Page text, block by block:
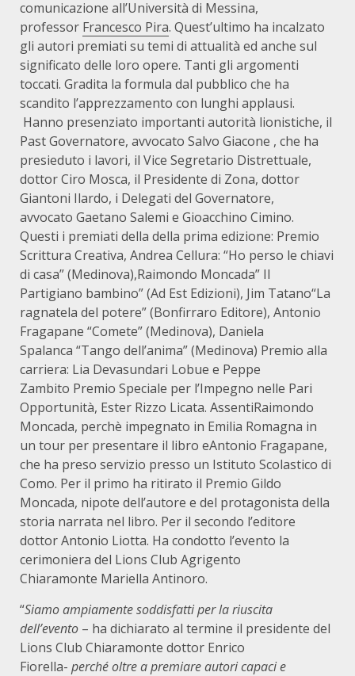
comunicazione all’Università di Messina,
professor Francesco Pira. Quest’ultimo ha incalzato
gli autori premiati su temi di attualità ed anche sul
significato delle loro opere. Tanti gli argomenti
toccati. Gradita la formula dal pubblico che ha
scandito l’apprezzamento con lunghi applausi.
Hanno presenziato importanti autorità lionistiche, il
Past Governatore, avvocato Salvo Giacone , che ha
presieduto i lavori, il Vice Segretario Distrettuale,
dottor Ciro Mosca, il Presidente di Zona, dottor
Giantoni Ilardo, i Delegati del Governatore,
avvocato Gaetano Salemi e Gioacchino Cimino.
Questi i premiati della della prima edizione: Premio
Scrittura Creativa, Andrea Cellura: “Ho perso le chiavi
di casa” (Medinova),Raimondo Moncada” Il
Partigiano bambino” (Ad Est Edizioni), Jim Tatano“La
ragnatela del potere” (Bonfirraro Editore), Antonio
Fragapane “Comete” (Medinova), Daniela
Spalanca “Tango dell’anima” (Medinova) Premio alla
carriera: Lia Devasundari Lobue e Peppe
Zambito Premio Speciale per l’Impegno nelle Pari
Opportunità, Ester Rizzo Licata. AssentiRaimondo
Moncada, perchè impegnato in Emilia Romagna in
un tour per presentare il libro eAntonio Fragapane,
che ha preso servizio presso un Istituto Scolastico di
Como. Per il primo ha ritirato il Premio Gildo
Moncada, nipote dell’autore e del protagonista della
storia narrata nel libro. Per il secondo l’editore
dottor Antonio Liotta. Ha condotto l’evento la
cerimoniera del Lions Club Agrigento
Chiaramonte Mariella Antinoro.
“Siamo ampiamente soddisfatti per la riuscita
dell’evento – ha dichiarato al termine il presidente del
Lions Club Chiaramonte dottor Enrico
Fiorella- perché oltre a premiare autori capaci e